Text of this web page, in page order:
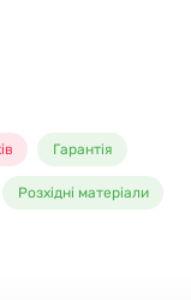
Гарантія
Розхідні матеріали